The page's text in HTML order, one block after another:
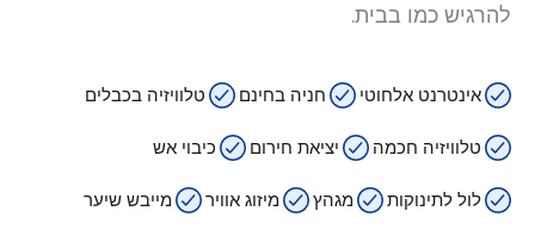
להרגיש כמו בבית.
אינטרנט אלחוטי חניה בחינם טלוויזיה בכבלים
טלוויזיה חכמה יציאת חירום כיבוי אש
לול לתינוקות מגהץ מיזוג אוויר מייבש שיער